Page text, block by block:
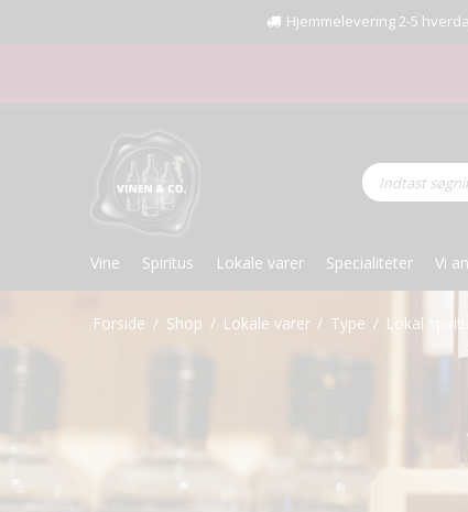
Hjemmelevering 2-5
Vine Spiritus Lokale varer Specialiteter Vi
Forside / Shop / Lokale varer / Type / Lokal